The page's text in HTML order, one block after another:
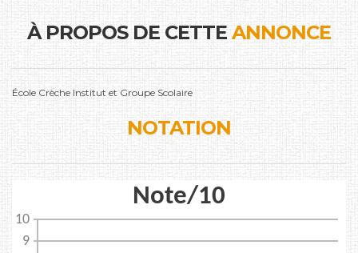
À PROPOS DE CETTEANNONCE
École Crèche Institut et Groupe Scolaire
NOTATION